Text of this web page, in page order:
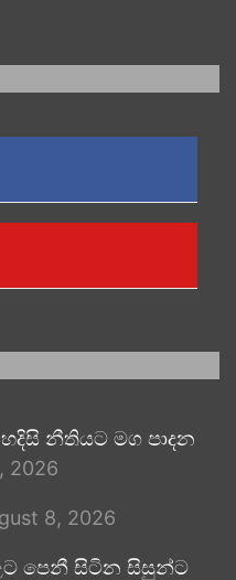
නීතියට මග පාදන
2026
8, 2026
පෙනී සිටින සිසුන්ට